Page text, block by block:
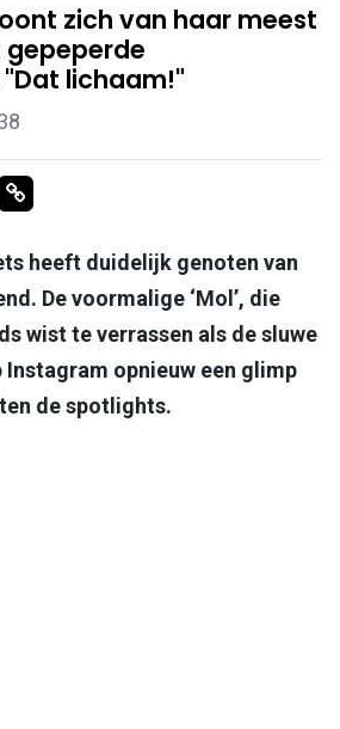
zich van haar meest
lichaam!"
Whatsapp
via Mail
Delen via link
heeft duidelijk genoten van
De voormalige ‘Mol’, die
wist te verrassen als de sluwe
opnieuw een glimp
de spotlights.